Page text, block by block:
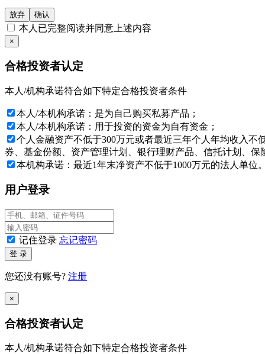
本网站所载的各种信息和数据等仅供参考, 并不构成广告或销售
阅相关金融产品的合同文件等以了解其风险因素, 或寻求专业的投
基金产品净值可能会有较大的波动, 并可能在短时间内大幅下跌,
投资产品的价格及其收益存在涨跌变动, 而过往的产品业绩数据
决策, 否则由投资者自行承担所有风险。
文中信息不构成任何投资建议，立华投资对此不提供任何担保。
如果确认您或您所代表的机构是一名“私募基金合格投资者”，并
同意任何有关条款，请按“放弃”键。
与本网站所载资料有关的所有版权、专利权、知识产权及其他产
特别提示：投资者应签署本风险揭示书，表明已经理解并愿
成都立华投资有限公司
2026年08月09日
放弃 确认
本人已完整阅读并同意上述内容
×
合格投资者认定
本人/机构承诺符合如下特定合格投资者条件
本人/本机构承诺：是为自己购买私募产品；
本人/本机构承诺：用于投资的资金为自有资金；
个人金融资产不低于300万元或者最近三年个人年均收入
券、基金份额、资产管理计划、银行理财产品、信托计划、保
本机构承诺：最近1年末净资产不低于1000万元的法人单位
用户登录
记住登录 忘记密码
登 录
您还没有账号? 注册
×
合格投资者认定
本人/机构承诺符合如下特定合格投资者条件